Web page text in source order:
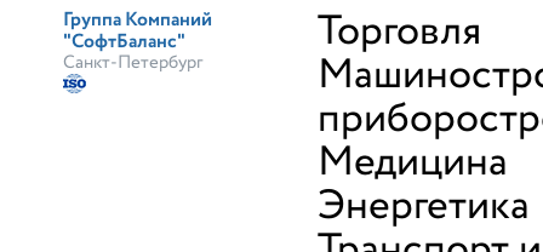
Группа Компаний
"СофтБаланс"
Санкт-Петербург
Торговля
Медицина
Энергетика